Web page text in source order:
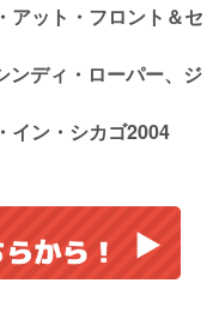
アット・フロント＆セ
ディ・ローパー、ジ
イン・シカゴ2004